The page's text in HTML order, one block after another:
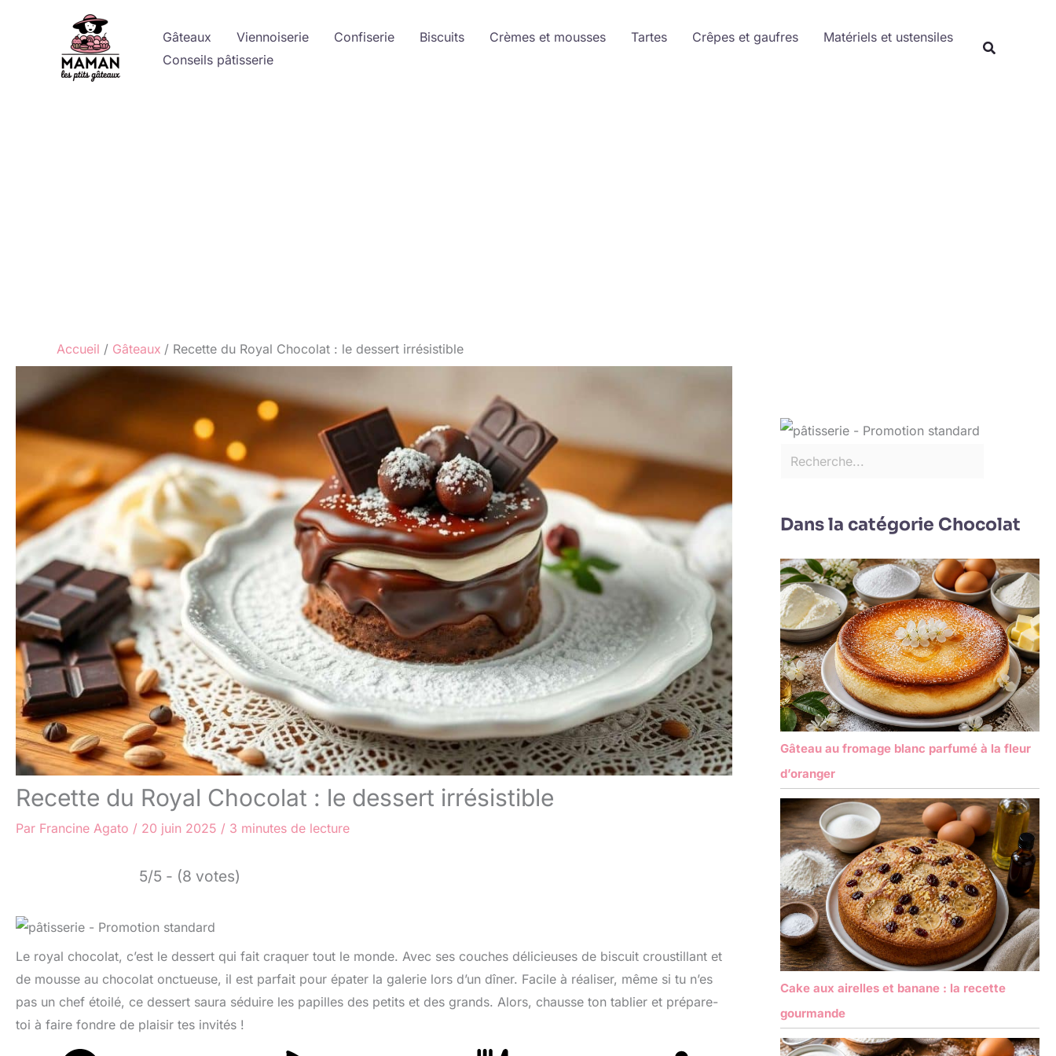
Gâteaux Viennoiserie Confiserie Biscuits Crèmes et mousses Tartes Crêpes et gaufres
Matériels et ustensiles
Conseils pâtisserie
Accueil Gâteaux Recette du Royal Chocolat : le dessert irrésistible
Recette du Royal Chocolat : le dessert irrésistible
Par Francine Agato / 20 juin 2025 / 3 minutes de lecture
5/5 - (8 votes)
Le royal chocolat, c’est le dessert qui fait craquer tout le monde. Avec ses couches délicieuses de biscuit croustillant et
de mousse au chocolat onctueuse, il est parfait pour épater la galerie lors d’un dîner. Facile à réaliser, même si tu n’es
pas un chef étoilé, ce dessert saura séduire les papilles des petits et des grands. Alors, chausse ton tablier et prépare-
toi à faire fondre de plaisir tes invités !
Dans la catégorie Chocolat
Gâteau au fromage blanc parfumé à la fleur
d’oranger
Cake aux airelles et banane : la recette
gourmande